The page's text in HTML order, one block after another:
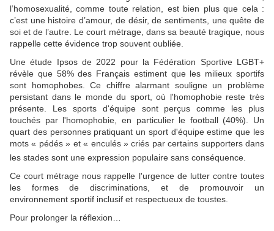
l’homosexualité, comme toute relation, est bien plus que cela :
c’est une histoire d’amour, de désir, de sentiments, une quête de
soi et de l’autre. Le court métrage, dans sa beauté tragique, nous
rappelle cette évidence trop souvent oubliée.
Une étude Ipsos de 2022 pour la Fédération Sportive LGBT+
révèle que 58% des Français estiment que les milieux sportifs
sont homophobes. Ce chiffre alarmant souligne un problème
persistant dans le monde du sport, où l'homophobie reste très
présente. Les sports d'équipe sont perçus comme les plus
touchés par l'homophobie, en particulier le football (40%). Un
quart des personnes pratiquant un sport d'équipe estime que les
mots « pédés » et « enculés » criés par certains supporters dans
les stades sont une expression populaire sans conséquence.
Ce court métrage nous rappelle l'urgence de lutter contre toutes
les formes de discriminations, et de promouvoir un
environnement sportif inclusif et respectueux de toustes.
Pour prolonger la réflexion…